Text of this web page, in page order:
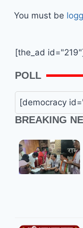
You must be
[the_ad id="219"]
POLL
[democracy
BREAKING